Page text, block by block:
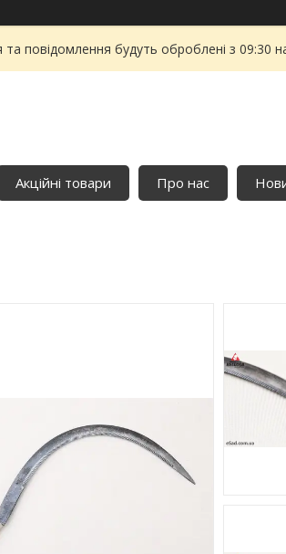
повідомлення будуть оброблені з 09:30
Акційні товари Про нас